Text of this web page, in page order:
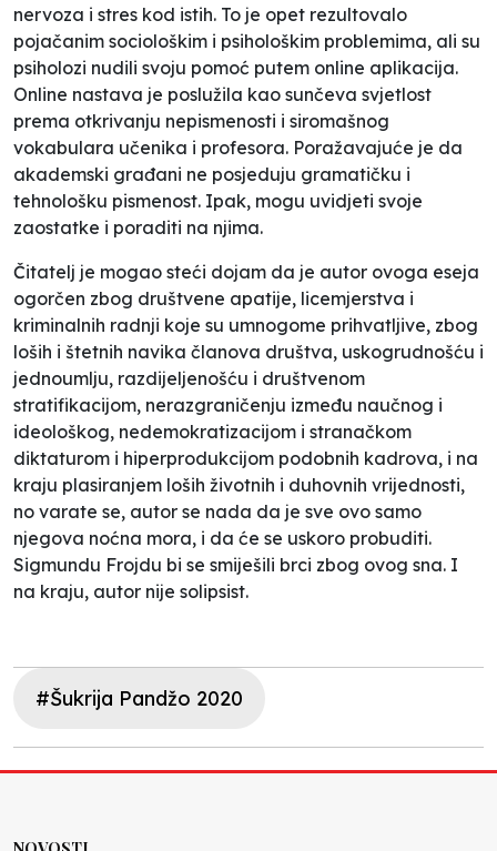
nervoza i stres kod istih. To je opet rezultovalo
pojačanim sociološkim i psihološkim problemima, ali su
psiholozi nudili svoju pomoć putem online aplikacija.
Online nastava je poslužila kao sunčeva svjetlost
prema otkrivanju nepismenosti i siromašnog
vokabulara učenika i profesora. Poražavajuće je da
akademski građani ne posjeduju gramatičku i
tehnološku pismenost. Ipak, mogu uvidjeti svoje
zaostatke i poraditi na njima.
Čitatelj je mogao steći dojam da je autor ovoga eseja
ogorčen zbog društvene apatije, licemjerstva i
kriminalnih radnji koje su umnogome prihvatljive, zbog
loših i štetnih navika članova društva, uskogrudnošću i
jednoumlju, razdijeljenošću i društvenom
stratifikacijom, nerazgraničenju između naučnog i
ideološkog, nedemokratizacijom i stranačkom
diktaturom i hiperprodukcijom podobnih kadrova, i na
kraju plasiranjem loših životnih i duhovnih vrijednosti,
no varate se, autor se nada da je sve ovo samo
njegova noćna mora, i da će se uskoro probuditi.
Sigmundu Frojdu bi se smiješili brci zbog ovog sna. I
na kraju, autor nije solipsist.
#Šukrija Pandžo 2020